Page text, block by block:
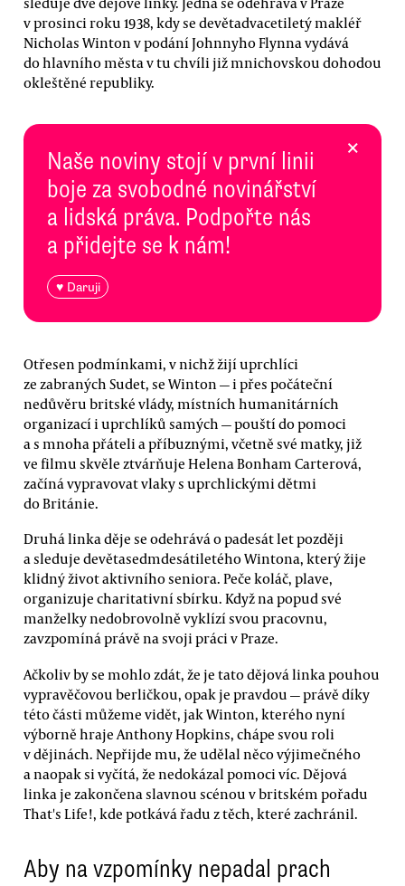
v prosinci roku 1938, kdy se devětadvacetiletý makléř
Nicholas Winton v podání Johnnyho Flynna vydává
do hlavního města v tu chvíli již mnichovskou dohodou
okleštěné republiky.
Naše noviny stojí v první linii
boje za svobodné novinářství
a lidská práva. Podpořte nás
a přidejte se k nám!
♥ Daruji
×
Otřesen podmínkami, v nichž žijí uprchlíci
ze zabraných Sudet, se Winton — i přes počáteční
nedůvěru britské vlády, místních humanitárních
organizací i uprchlíků samých — pouští do pomoci
a s mnoha přáteli a příbuznými, včetně své matky, již
ve filmu skvěle ztvárňuje Helena Bonham Carterová,
začíná vypravovat vlaky s uprchlickými dětmi
do Británie.
Druhá linka děje se odehrává o padesát let později
a sleduje devětasedmdesátiletého Wintona, který žije
klidný život aktivního seniora. Peče koláč, plave,
organizuje charitativní sbírku. Když na popud své
manželky nedobrovolně vyklízí svou pracovnu,
zavzpomíná právě na svoji práci v Praze.
Ačkoliv by se mohlo zdát, že je tato dějová linka pouhou
vypravěčovou berličkou, opak je pravdou — právě díky
této části můžeme vidět, jak Winton, kterého nyní
výborně hraje Anthony Hopkins, chápe svou roli
v dějinách. Nepřijde mu, že udělal něco výjimečného
a naopak si vyčítá, že nedokázal pomoci víc. Dějová
linka je zakončena slavnou scénou v britském pořadu
That's Life!, kde potkává řadu z těch, které zachránil.
Aby na vzpomínky nepadal prach